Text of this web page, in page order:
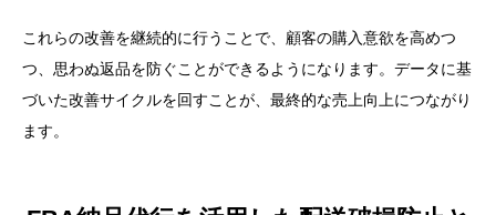
これらの改善を継続的に行うことで、顧客の購入意欲を高めつ
つ、思わぬ返品を防ぐことができるようになります。データに基
づいた改善サイクルを回すことが、最終的な売上向上につながり
ます。